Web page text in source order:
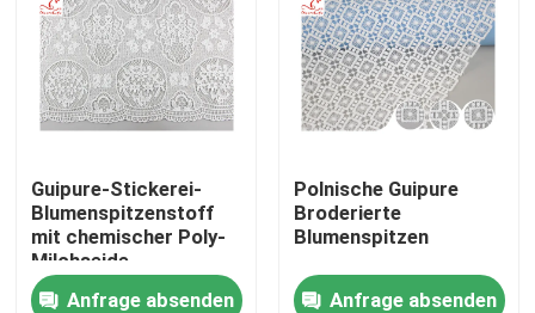
Guipure-Stickerei-
Blumenspitzenstoff
mit chemischer Poly-
Milchseide
Anfrage absenden
Polnische Guipure
Broderierte
Blumenspitzen
Anfrage absenden